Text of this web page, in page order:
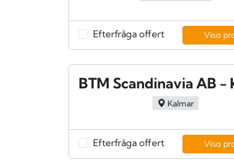
Efterfråga offert Visa
Kalmar
Efterfråga offert Visa